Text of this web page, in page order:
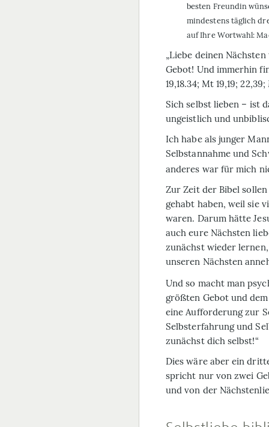
besten Freundin
mindestens täglich
auf Ihre Wortwahl:
„Liebe deinen
Gebot! Und immerhin
19,18.34; Mt 19,19;
Sich selbst lieben – ist
ungeistlich und
Ich habe als junger
Selbstannahme und
anderes war für mich
Zur Zeit der Bibel
gehabt haben, weil sie
waren. Darum hätte
auch eure Nächsten
zunächst wieder
unseren Nächsten
Und so macht man
größten Gebot und
eine Aufforderung zur
Selbsterfahrung und
zunächst dich selbst!“
Dies wäre aber ein
spricht nur von zwei
und von der